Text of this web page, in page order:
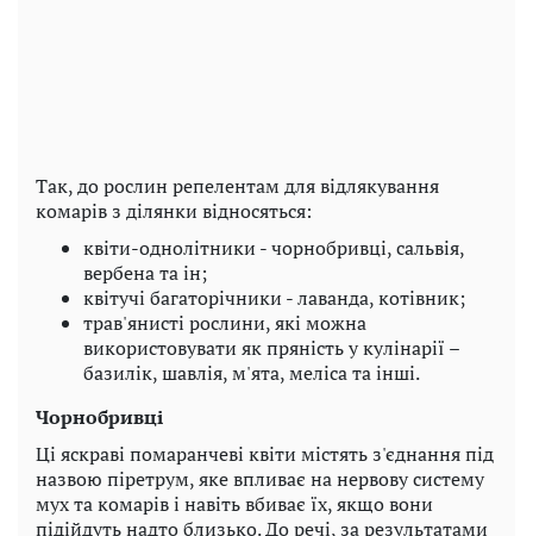
Так, до рослин репелентам для відлякування
комарів з ділянки відносяться:
квіти-однолітники - чорнобривці, сальвія,
вербена та ін;
квітучі багаторічники - лаванда, котівник;
трав'янисті рослини, які можна
використовувати як пряність у кулінарії –
базилік, шавлія, м'ята, меліса та інші.
Чорнобривці
Ці яскраві помаранчеві квіти містять з'єднання під
назвою піретрум, яке впливає на нервову систему
мух та комарів і навіть вбиває їх, якщо вони
підійдуть надто близько. До речі, за результатами